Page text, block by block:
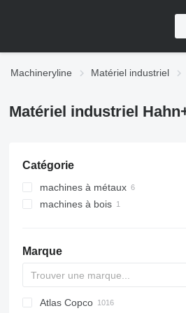
Machineryline Matériel industriel
Matériel industriel
Catégorie
machines à métaux
tourets à meuler les métaux
machines à mesurer
tridimensionnelles
machines à bois
Marque
PDS
APD
AB
Ensis
VZ
AG3
Atlas Copco